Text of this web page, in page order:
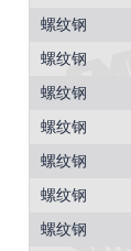
螺纹钢
螺纹钢
螺纹钢
螺纹钢
螺纹钢
螺纹钢
螺纹钢